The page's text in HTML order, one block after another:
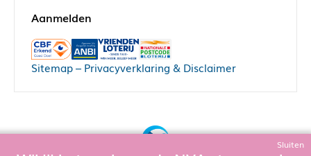
Sitemap– Privacyverklaring & Disclaimer
Sluiten